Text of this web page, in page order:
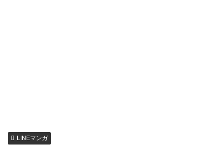
LINEマンガ